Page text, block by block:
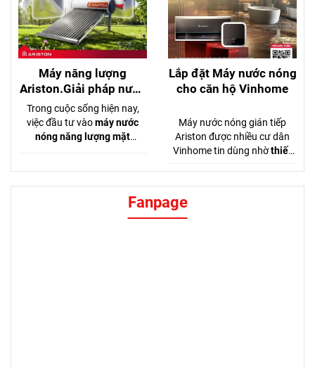
lâu",máy năng lượng
Aristonluôn là lựa chọn hàng
đầu nhờ sự bền bỉ, tiết kiệm
và an toàn tuyệt đối.
nhưVitaly 15 lítđến các
dòng cao cấp
nhưAN2vàLux, đáp ứng đủ
mọi nhu cầu từ căn hộ cho
thuê đến nhà ở lâu
dài.https://aristonviet.com/san-
pham/may-nuoc-nong-gian-
gian-tiep-ariston-andris2-
15b.html